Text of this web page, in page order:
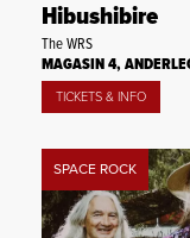
Hibushibire
The WRS
MAGASIN 4,
TICKETS & INFO
SPACE ROCK